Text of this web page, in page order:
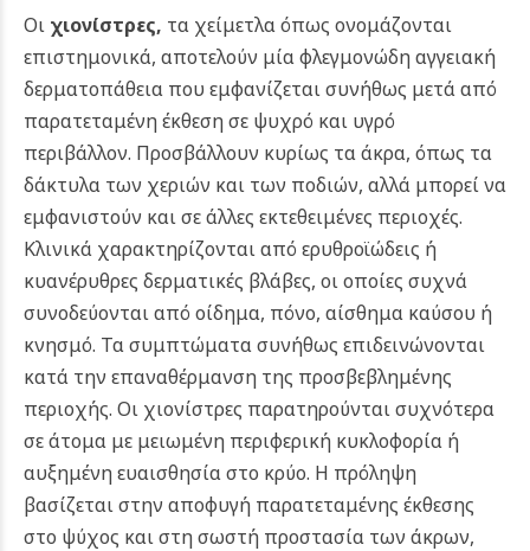
Οι χιονίστρες, τα χείμετλα όπως ονομάζονται
επιστημονικά, αποτελούν μία φλεγμονώδη αγγειακή
δερματοπάθεια που εμφανίζεται συνήθως μετά από
παρατεταμένη έκθεση σε ψυχρό και υγρό
περιβάλλον. Προσβάλλουν κυρίως τα άκρα, όπως τα
δάκτυλα των χεριών και των ποδιών, αλλά μπορεί να
εμφανιστούν και σε άλλες εκτεθειμένες περιοχές.
Κλινικά χαρακτηρίζονται από ερυθροϊώδεις ή
κυανέρυθρες δερματικές βλάβες, οι οποίες συχνά
συνοδεύονται από οίδημα, πόνο, αίσθημα καύσου ή
κνησμό. Τα συμπτώματα συνήθως επιδεινώνονται
κατά την επαναθέρμανση της προσβεβλημένης
περιοχής. Οι χιονίστρες παρατηρούνται συχνότερα
σε άτομα με μειωμένη περιφερική κυκλοφορία ή
αυξημένη ευαισθησία στο κρύο. Η πρόληψη
βασίζεται στην αποφυγή παρατεταμένης έκθεσης
στο ψύχος και στη σωστή προστασία των άκρων,